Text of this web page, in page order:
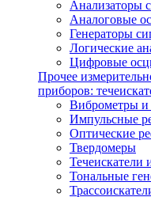
Анализаторы
Аналоговые
Генераторы
Логические
Цифровые
Прочее
приборов:
Виброметры и
Импульсные
Оптические
Твердомеры
Течеискатели
Тональные